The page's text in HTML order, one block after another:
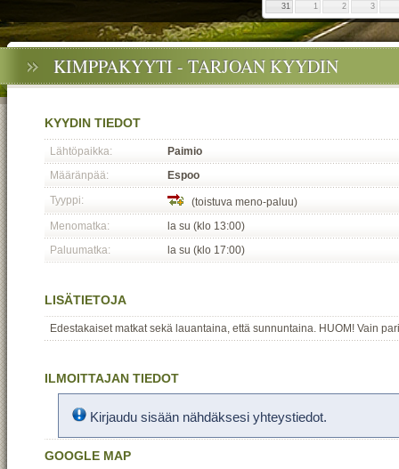
31
1 2 3
KIMPPAKYYTI - TARJOAN KYYDIN
KYYDIN TIEDOT
Lähtöpaikka:
Paimio
Määränpää:
Espoo
Tyyppi:
(toistuva meno-paluu)
Menomatka:
la su (klo 13:00)
Paluumatka:
la su (klo 17:00)
LISÄTIETOJA
Edestakaiset matkat sekä lauantaina, että sunnuntaina. HUOM! Vain
ILMOITTAJAN TIEDOT
Kirjaudu sisään nähdäksesi yhteystiedot.
GOOGLE MAP